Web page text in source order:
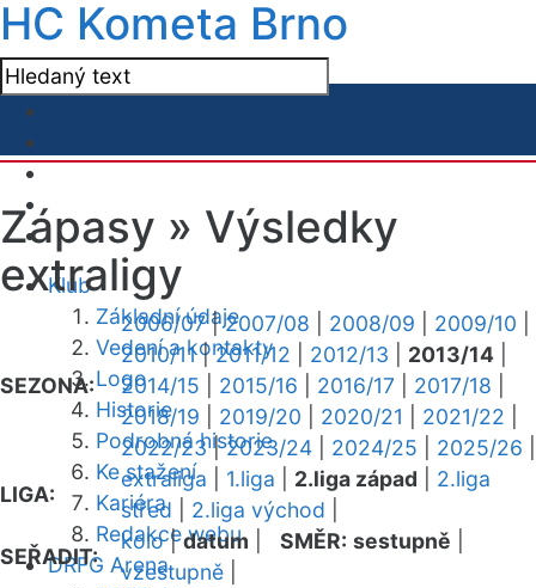
HC Kometa Brno
Klub
Základní údaje
Vedení a kontakty
Logo
Historie
Podrobná historie
Ke stažení
Kariéra
Redakce webu
DRFG Arena
Zápasy » Výsledky
extraligy
SEZONA:
2006/07|2007/08 2008/09 2009/10
2010/11|2011/12 2012/13 2013/14
2014/15
2015/16 2016/17 2017/18
2018/19
2019/20 2020/21 2021/22
2022/23|2023/24 2024/25 2025/26
LIGA:
extraliga 1.liga 2.liga západ
2.liga
střed
2.liga východ
SEŘADIT:
kolo|datum SMĚR: sestupně
vzestupně